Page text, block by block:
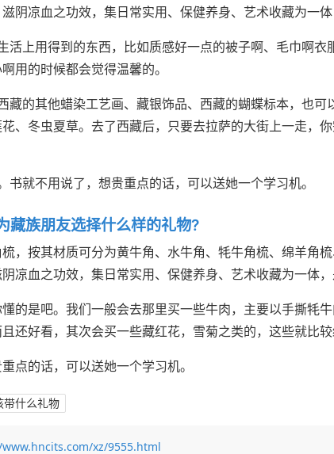
阴凉血之功效，集日常实用、保健养身、艺术收藏为一体
活上用得到的东西，比如质感好一点的被子啊、毛巾啊衣
用的时候都会觉得温馨的。
藏的其他蜡染工艺画、藏银饰品、西藏的蝴蝶标本，也可
、冬虫夏草。去了西藏后，只要去拉萨的大街上一走，
书就不用说了，想贵重点的话，可以送她一个学习机。
藏族朋友选择什么样的礼物?
，按其材质可分为黄牛角、水牛角、牦牛角梳、绵羊角
凉血之功效，集日常实用、保健养身、艺术收藏为一体，
的是吧。我们一般会去那里买一些牛肉，主要以手撕牦
还好看，其次会买一些藏红花，雪菊之类的，这些就比较
点的话，可以送她一个学习机。
带什么礼物
xz/9555.html